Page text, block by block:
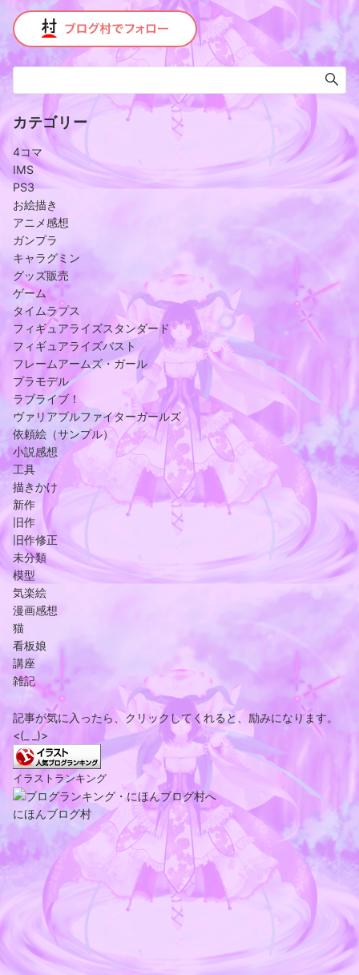
カテゴリー
4コマ
IMS
PS3
お絵描き
アニメ感想
ガンプラ
キャラグミン
グッズ販売
ゲーム
タイムラプス
フィギュアライズスタンダード
フィギュアライズバスト
フレームアームズ・ガール
プラモデル
ラブライブ！
ヴァリアブルファイターガールズ
依頼絵（サンプル）
小説感想
工具
描きかけ
新作
旧作
旧作修正
未分類
模型
気楽絵
漫画感想
猫
看板娘
講座
雑記
記事が気に入ったら、クリックしてくれると、励みになります。
<(_ _)>
イラストランキング
にほんブログ村